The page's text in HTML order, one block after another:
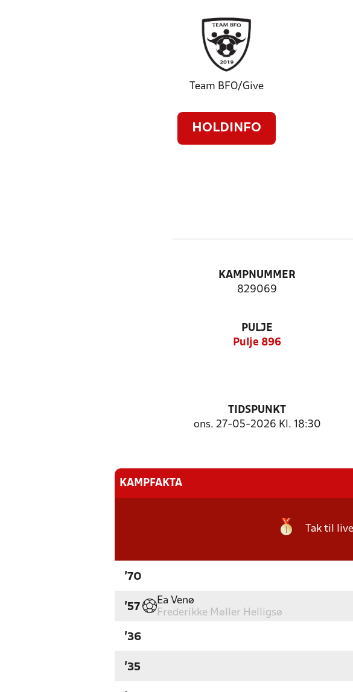
Team BFO/Give
HOLDINFO
KAMPNUMMER
829069
PULJE
Pulje 896
TIDSPUNKT
ons. 27-05-2026 Kl. 18:30
KAMPFAKTA
Tak til
'70
'57
Ea Venø
Frederikke Møller Helligsø
'36
'35